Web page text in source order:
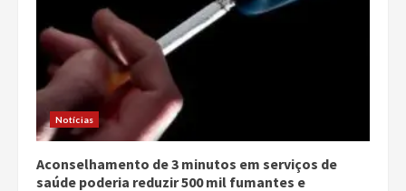
Notícias
Aconselhamento de 3 minutos em serviços de
saúde poderia reduzir 500 mil fumantes e